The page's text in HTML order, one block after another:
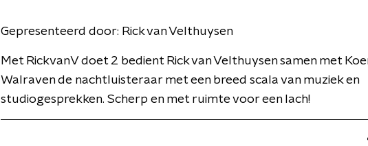
Gepresenteerd door: Rick van Velthuysen
Met RickvanV doet 2 bedient Rick van Velthuysen samen met
Walraven de nachtluisteraar met een breed scala van muziek en
studiogesprekken. Scherp en met ruimte voor een lach!